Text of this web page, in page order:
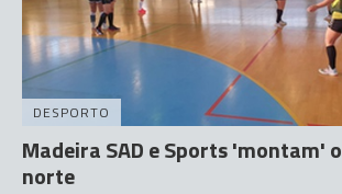
DESPORTO
Madeira SAD e Sports 'montam'
norte